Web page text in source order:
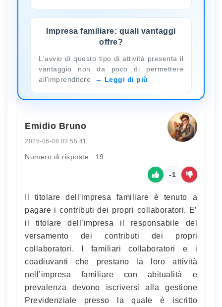
Impresa familiare: quali vantaggi
offre?
L'avvio di questo tipo di attività presenta il
vantaggio non da poco di permettere
all'imprenditore
Leggi di più
Emidio Bruno
2025-06-08 03:55:41
Numero di risposte : 19
-1
Il titolare dell'impresa familiare è tenuto a
pagare i contributi dei propri collaboratori. E’
il titolare dell’impresa il responsabile del
versamento dei contributi dei propri
collaboratori. I familiari collaboratori e i
coadiuvanti che prestano la loro attività
nell’impresa familiare con abitualità e
prevalenza devono iscriversi alla gestione
Previdenziale presso la quale è iscritto